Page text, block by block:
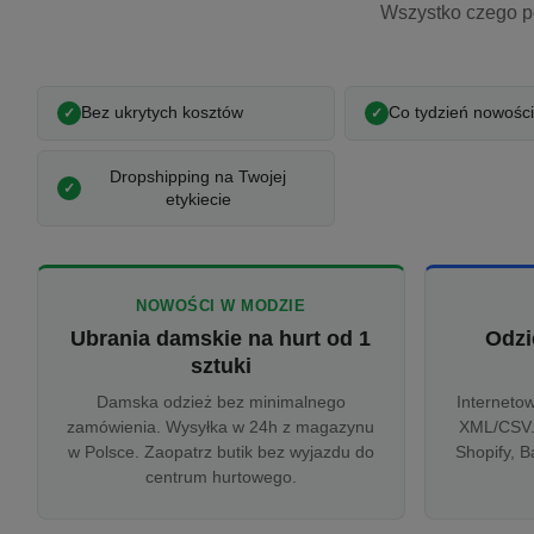
Wszystko czego
Bez ukrytych kosztów Co tydzień nowości
Dropshipping na Twojej
etykiecie
NOWOŚCI W MODZIE
Ubrania damskie na hurt od 1
sztuki
Damska odzież bez minimalnego
zamówienia. Wysyłka w 24h z magazynu
w Polsce. Zaopatrz butik bez wyjazdu do
centrum hurtowego.
XML/
Shopify,